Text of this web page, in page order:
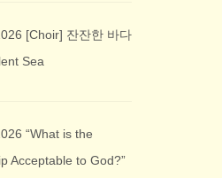
[Choir] 잔잔한 바다
Sea
“What is the
Acceptable to God?”